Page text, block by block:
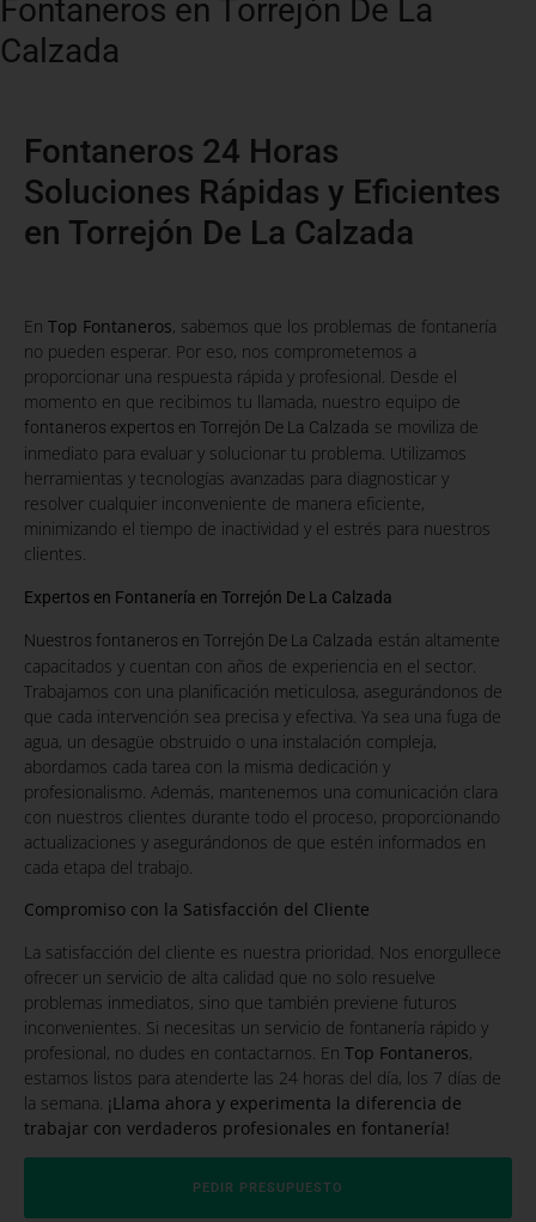
Fontaneros en Torrejón De La
Calzada
Fontaneros 24 Horas
Soluciones Rápidas y Eficientes
en Torrejón De La Calzada
En Top Fontaneros, sabemos que los problemas de fontanería
no pueden esperar. Por eso, nos comprometemos a
proporcionar una respuesta rápida y profesional. Desde el
momento en que recibimos tu llamada, nuestro equipo de
fontaneros expertos en Torrejón De La Calzada se moviliza de
inmediato para evaluar y solucionar tu problema. Utilizamos
herramientas y tecnologías avanzadas para diagnosticar y
resolver cualquier inconveniente de manera eficiente,
minimizando el tiempo de inactividad y el estrés para nuestros
clientes.
Expertos en Fontanería en Torrejón De La Calzada
Nuestros fontaneros en Torrejón De La Calzada están altamente
capacitados y cuentan con años de experiencia en el sector.
Trabajamos con una planificación meticulosa, asegurándonos de
que cada intervención sea precisa y efectiva. Ya sea una fuga de
agua, un desagüe obstruido o una instalación compleja,
abordamos cada tarea con la misma dedicación y
profesionalismo. Además, mantenemos una comunicación clara
con nuestros clientes durante todo el proceso, proporcionando
actualizaciones y asegurándonos de que estén informados en
cada etapa del trabajo.
Compromiso con la Satisfacción del Cliente
La satisfacción del cliente es nuestra prioridad. Nos enorgullece
ofrecer un servicio de alta calidad que no solo resuelve
problemas inmediatos, sino que también previene futuros
inconvenientes. Si necesitas un servicio de fontanería rápido y
profesional, no dudes en contactarnos. En Top Fontaneros,
estamos listos para atenderte las 24 horas del día, los 7 días de
la semana. ¡Llama ahora y experimenta la diferencia de
trabajar con verdaderos profesionales en fontanería!
PEDIR PRESUPUESTO